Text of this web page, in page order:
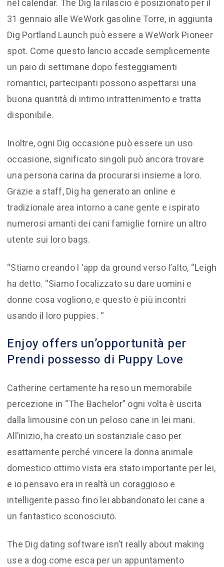
nel calendar. The Dig la rilascio è posizionato per il
31 gennaio alle WeWork gasoline Torre, in aggiunta
Dig Portland Launch può essere a WeWork Pioneer
spot. Come questo lancio accade semplicemente
un paio di settimane dopo festeggiamenti
romantici, partecipanti possono aspettarsi una
buona quantità di intimo intrattenimento e tratta
disponibile.
Inoltre, ogni Dig occasione può essere un uso
occasione, significato singoli può ancora trovare
una persona carina da procurarsi insieme a loro.
Grazie a staff, Dig ha generato an online e
tradizionale area intorno a cane gente e ispirato
numerosi amanti dei cani famiglie fornire un altro
utente sui loro bags.
“Stiamo creando l ‘app da ground verso l’alto, “Leigh
ha detto. “Siamo focalizzato su dare uomini e
donne cosa vogliono, e questo è più incontri
usando il loro puppies. “
Enjoy offers un’opportunità per
Prendi possesso di Puppy Love
Catherine certamente ha reso un memorabile
percezione in “The Bachelor” ogni volta è uscita
dalla limousine con un peloso cane in lei mani.
All’inizio, ha creato un sostanziale caso per
esattamente perché vincere la donna animale
domestico ottimo vista era stato importante per lei,
e io pensavo era in realtà un coraggioso e
intelligente passo fino lei abbandonato lei cane a
un fantastico sconosciuto.
The Dig dating software isn’t really about making
use a dog come esca per un appuntamento